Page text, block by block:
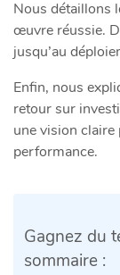
Nous détaillons
œuvre réussie.
jusqu’au
Enfin, nous
retour sur
une vision
performance.
Gagnez du
sommaire :